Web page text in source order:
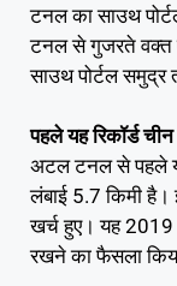
टनल का साउथ
टनल से गुजरते वक्त
साउथ पोर्टल
पहले यह रिकॉर्ड
अटल टनल से पहले यह
लंबाई 5.7 किमी
खर्च हुए। यह 2019
रखने का फैसला